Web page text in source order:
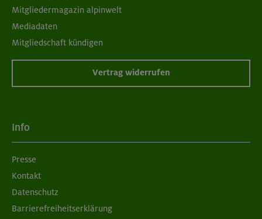
Mitgliedermagazin alpinwelt
Mediadaten
Mitgliedschaft kündigen
Vertrag widerrufen
Info
Presse
Kontakt
Datenschutz
Barrierefreiheitserklärung